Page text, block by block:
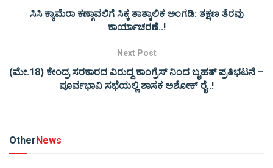
ಸಿಸಿ ಕ್ಯಾಮೆರಾ ಕಣ್ಗಾವಲಿಗೆ ಸಿಕ್ಕ ತಾತ್ಕಾಲಿಕ ಅಂಗಡಿ: ತಕ್ಷಣ ತೆರವು
ಕಾರ್ಯಾಚರಣೆ..!
Next Post
(ಮೇ.18) ಕೇಂದ್ರ ಸರಕಾರದ ವಿರುದ್ದ ಕಾಂಗ್ರೆಸ್ ನಿಂದ ಬೃಹತ್ ಪ್ರತಿಭಟನೆ –
ಪೂರ್ವಭಾವಿ ಸಭೆಯಲ್ಲಿ ಶಾಸಕ ಅಶೋಕ್ ರೈ..!
OtherNews